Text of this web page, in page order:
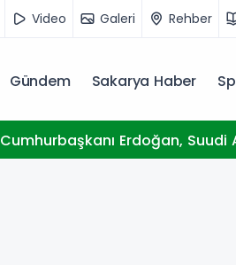
Video Galeri Rehber
Gündem Sakarya Haber
Cumhurbaşkanı Erdoğan,